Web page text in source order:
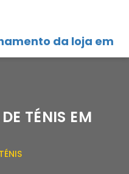
da loja em
TÉNIS EM